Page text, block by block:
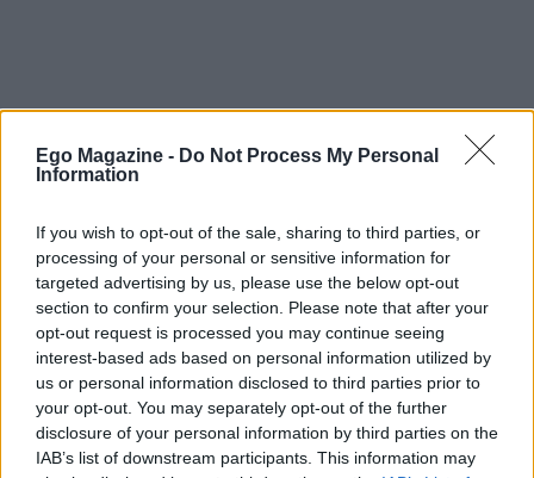
Ego Magazine - Do Not Process My Personal
Information
If you wish to opt-out of the sale, sharing to third parties, or
processing of your personal or sensitive information for
targeted advertising by us, please use the below opt-out
section to confirm your selection. Please note that after your
opt-out request is processed you may continue seeing
interest-based ads based on personal information utilized by
us or personal information disclosed to third parties prior to
your opt-out. You may separately opt-out of the further
disclosure of your personal information by third parties on the
IAB’s list of downstream participants. This information may
Όπως όλα δείχνουν, η Πάρος θα αποτελέσει και
φέτος το αγαπημένο της «καταφύγιο», εκεί όπου
γεμίζει τις μπαταρίες της πριν επιστρέψει
ανανεωμένη στις επαγγελματικές της
υποχρεώσεις τη νέα τηλεοπτική σεζόν.